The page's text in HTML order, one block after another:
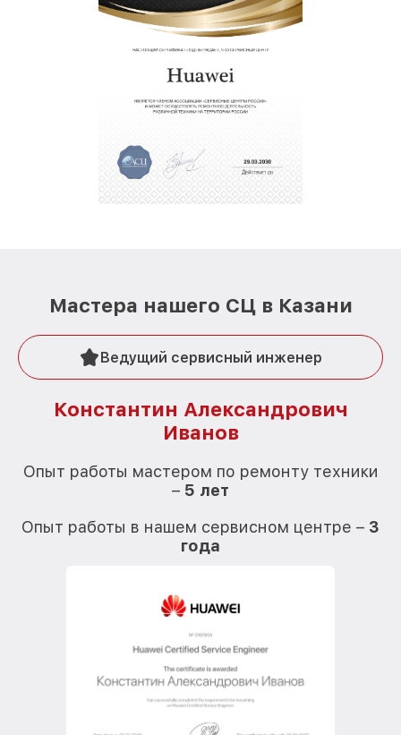
Мастера нашего СЦ в Казани
Ведущий сервисный инженер
Константин Александрович
Иванов
Опыт работы мастером по ремонту техники
– 5 лет
Опыт работы в нашем сервисном центре – 3
года